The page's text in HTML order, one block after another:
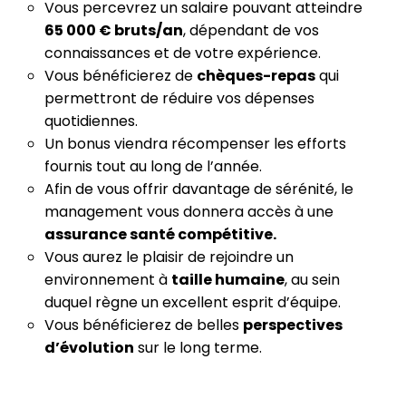
Vous percevrez un salaire pouvant atteindre
65 000 € bruts/an, dépendant de vos
connaissances et de votre expérience.
Vous bénéficierez de chèques-repasqui
permettront de réduire vos dépenses
quotidiennes.
Un bonus viendra récompenser les efforts
fournis tout au long de l’année.
Afin de vous offrir davantage de sérénité, le
management vous donnera accès à une
assurance santé compétitive.
Vous aurez le plaisir de rejoindre un
environnement à taille humaine, au sein
duquel règne un excellent esprit d’équipe.
Vous bénéficierez de belles perspectives
d’évolution sur le long terme.